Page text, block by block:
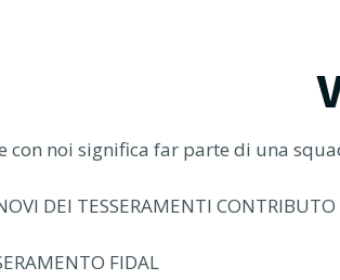
con noi significa far parte di una
DEI TESSERAMENTI
FIDAL